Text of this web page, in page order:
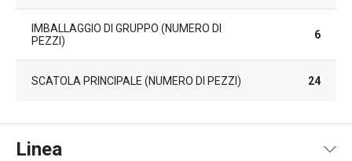
IMBALLAGGIO DI GRUPPO (NUMERO DI
PEZZI)
6
SCATOLA PRINCIPALE (NUMERO DI PEZZI) 24
Linea